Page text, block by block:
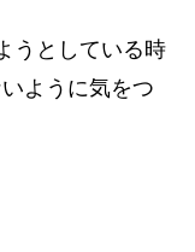
うとしている時
ように気をつ